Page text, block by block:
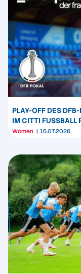
PLAY-OFF DES
IM CITTI FUSSBALL
Women 15.07.2026